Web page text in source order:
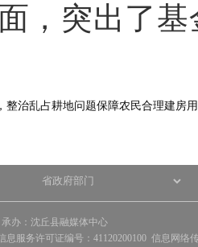
，突出了
整治乱占耕地问题保障农民合理建房
办：沈丘县融媒体中心
息服务许可证编号：41120200100 信息网络